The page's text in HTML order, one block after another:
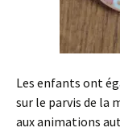
Les enfants ont
sur le parvis de la
aux animations